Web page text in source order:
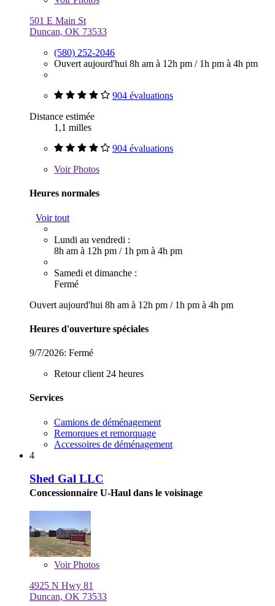
501 E Main St
Duncan, OK 73533
(580) 252-2046
Ouvert aujourd'hui 8h am à 12h pm / 1h pm à 4h pm
904 évaluations
Distance estimée
1,1 milles
904 évaluations
VoirPhotos
Heures normales
Voir tout
Lundi au vendredi :
8h am à 12h pm / 1h pm à 4h pm
Samedi et dimanche :
Fermé
Ouvert aujourd'hui 8h am à 12h pm / 1h pm à 4h pm
Heures d'ouverture spéciales
9/7/2026: Fermé
Retour client 24 heures
Services
Camions de déménagement
Remorques et remorquage
Accessoires de déménagement
4
Shed Gal LLC
Concessionnaire U-Haul dans le voisinage
VoirPhotos
4925 N Hwy 81
Duncan, OK 73533